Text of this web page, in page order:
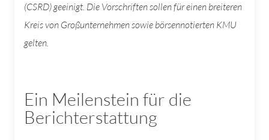
(CSRD) geeinigt. Die Vorschriften sollen für einen breiteren
Kreis von Großunternehmen sowie börsennotierten KMU
gelten.
Ein Meilenstein für die
Berichterstattung